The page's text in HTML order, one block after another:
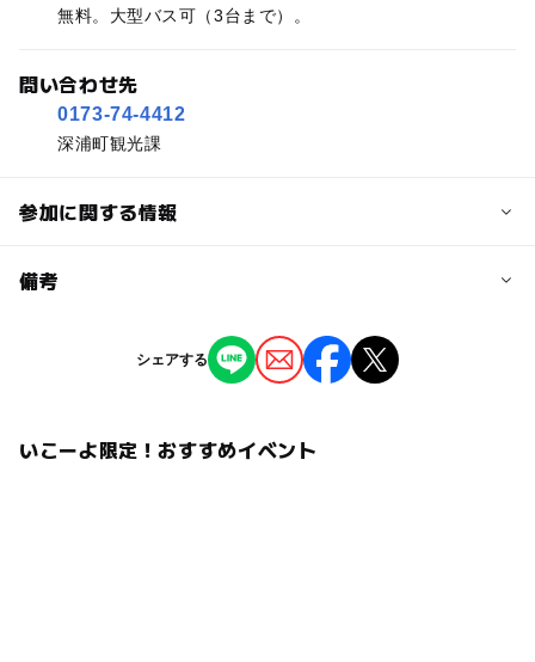
無料。大型バス可（3台まで）。
問い合わせ先
0173-74-4412
深浦町観光課
参加に関する情報
予約/応募
備考
※掲載の情報は天候や主催者側の都合などにより変更にな
ることがあります。
シェアする
いこーよ限定！おすすめイベント